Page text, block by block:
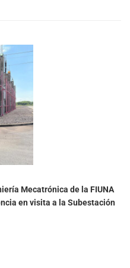
Mecatrónica de la FIUNA
en visita a la Subestación